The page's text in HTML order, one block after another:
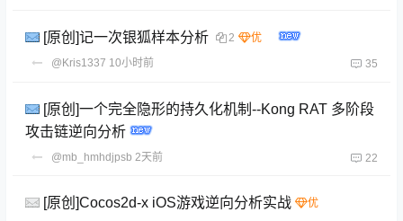
[原创]记一次银狐样本分析
2
@Kris1337 10小时前 35
[原创]一个完全隐形的持久化机制--Kong RAT 多阶段
攻击链逆向分析
@mb_hmhdjpsb 2天前 22
[原创]Cocos2d-x iOS游戏逆向分析实战